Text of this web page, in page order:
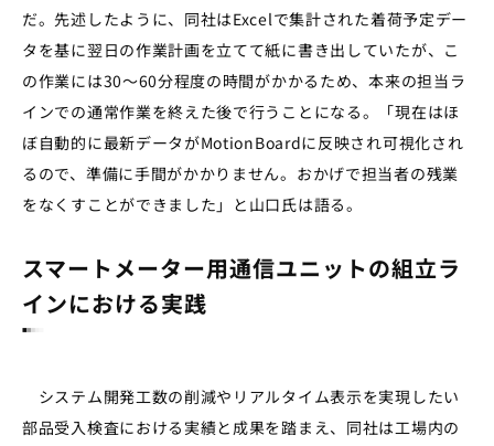
だ。先述したように、同社はExcelで集計された着荷予定デー
タを基に翌日の作業計画を立てて紙に書き出していたが、こ
の作業には30～60分程度の時間がかかるため、本来の担当ラ
インでの通常作業を終えた後で行うことになる。「現在はほ
ぼ自動的に最新データがMotionBoardに反映され可視化され
るので、準備に手間がかかりません。おかげで担当者の残業
をなくすことができました」と山口氏は語る。
スマートメーター用通信ユニットの組立ラ
インにおける実践
システム開発工数の削減やリアルタイム表示を実現したい
部品受入検査における実績と成果を踏まえ、同社は工場内の